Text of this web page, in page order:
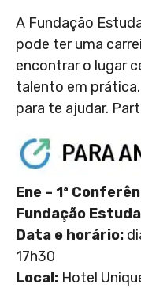
A Fundação
pode ter uma
encontrar o lugar
talento em
para te ajudar.
Ene – 1ª
Fundação
Data e horário:
17h30
Local: Hotel